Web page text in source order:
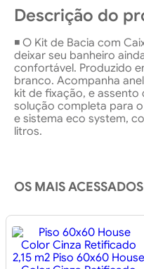
Descrição do
◾ O Kit de Bacia com
deixar seu banheiro
confortável. Produzido
branco. Acompanha
kit de fixação, e assento
solução completa para
e sistema eco system,
litros.
OS MAIS ACESSADOS